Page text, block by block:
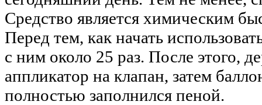
Средство является химическим
Перед тем, как начать
с ним около 25 раз. После этого,
аппликатор на клапан, затем
полностью заполнился пеной.